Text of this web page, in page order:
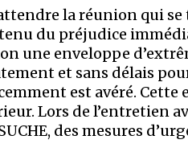
attendre la réunion qui
du préjudice
une enveloppe
et sans délais
est avéré.
Lors de l’entretien
des mesures